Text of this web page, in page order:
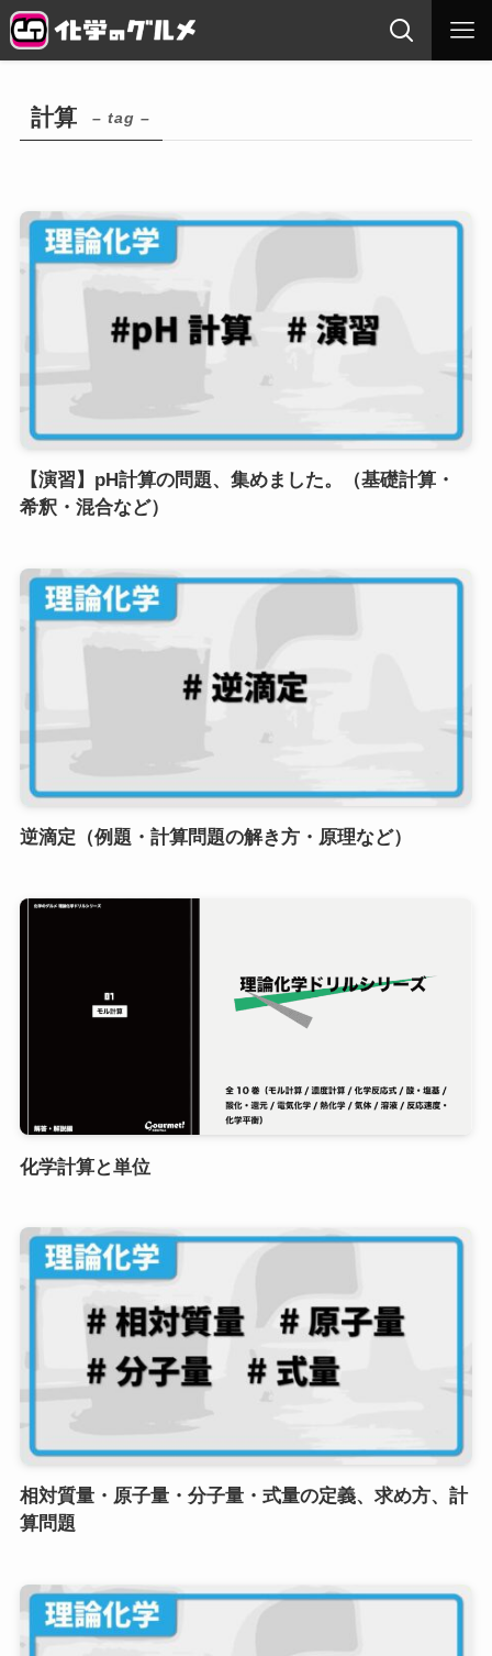
計算 – tag –
【演習】pH計算の問題、集めました。（基礎計算・
希釈・混合など）
逆滴定（例題・計算問題の解き方・原理など）
化学計算と単位
相対質量・原子量・分子量・式量の定義、求め方、計
算問題